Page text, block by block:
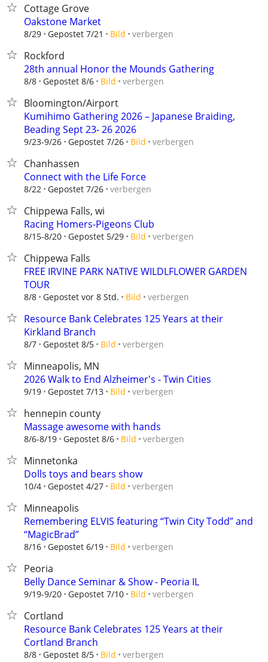
Cottage Grove
Oakstone Market
8/29 Gepostet 7/21 Bild verbergen
Rockford
28th annual Honor the Mounds Gathering
8/8 Gepostet 8/6 Bild verbergen
Bloomington/Airport
Kumihimo Gathering 2026 – Japanese Braiding,
Beading Sept 23- 26 2026
9/23-9/26 Gepostet 7/26 Bild verbergen
Chanhassen
Connect with the Life Force
8/22 Gepostet 7/26 verbergen
Chippewa Falls, wi
Racing Homers-Pigeons Club
8/15-8/20 Gepostet 5/29 Bild verbergen
Chippewa Falls
FREE IRVINE PARK NATIVE WILDLFLOWER GARDEN
TOUR
8/8 Gepostet vor 8 Std. Bild verbergen
Resource Bank Celebrates 125 Years at their
Kirkland Branch
8/7 Gepostet 8/5 Bild verbergen
Minneapolis, MN
2026 Walk to End Alzheimer's - Twin Cities
9/19 Gepostet 7/13 Bild verbergen
hennepin county
Massage awesome with hands
8/6-8/19 Gepostet 8/6 Bild verbergen
Minnetonka
Dolls toys and bears show
10/4 Gepostet 4/27 Bild verbergen
Minneapolis
Remembering ELVIS featuring “Twin City Todd” and
“MagicBrad”
8/16 Gepostet 6/19 Bild verbergen
Peoria
Belly Dance Seminar & Show - Peoria IL
9/19-9/20 Gepostet 7/10 Bild verbergen
Cortland
Resource Bank Celebrates 125 Years at their
Cortland Branch
8/8 Gepostet 8/5 Bild verbergen